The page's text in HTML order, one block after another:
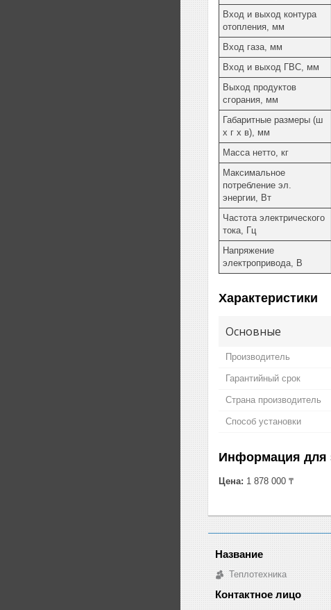
Вход и выход контура
отопления, мм
Вход газа, мм
Вход и выход ГВС, мм
Выход продуктов
сгорания, мм
Габаритные размеры (ш
х г х в), мм
Масса нетто, кг
Максимальное
потребление эл.
энергии, Вт
Частота электрического
тока, Гц
Напряжение
электропривода, В
Характеристики
Основные
Производитель
Гарантийный срок
Страна производитель
Способ установки
Информация для
Цена: 1 878 000 ₸
Теплотехника